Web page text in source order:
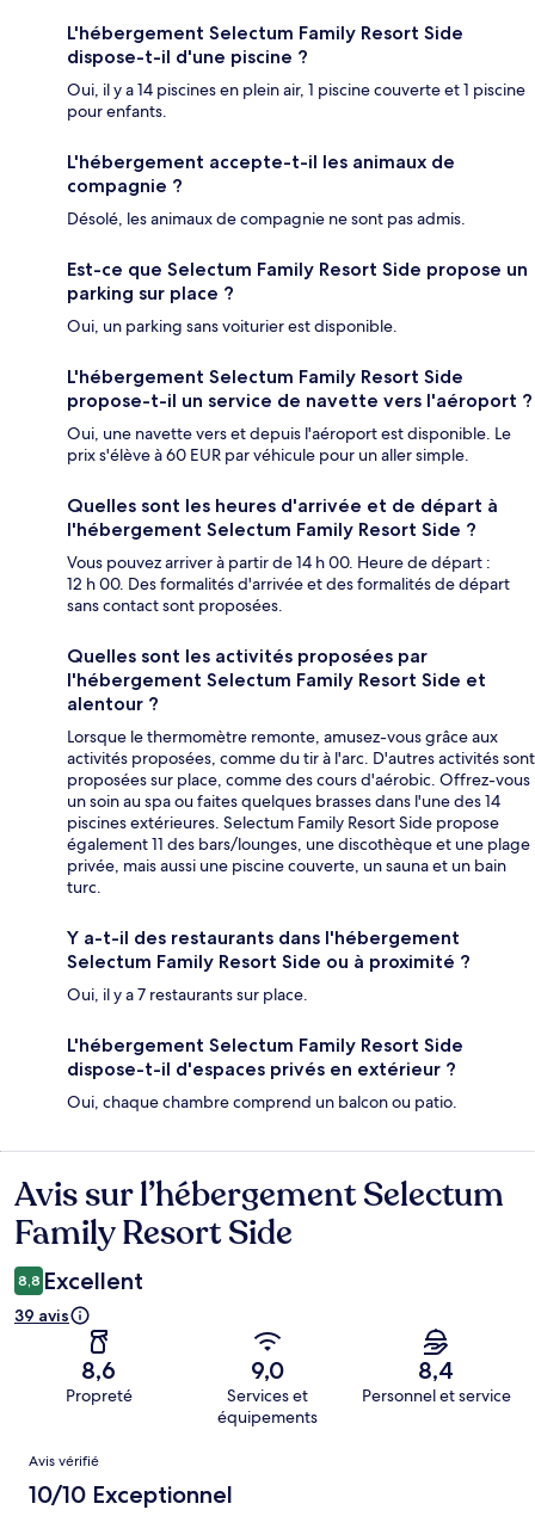
L'hébergement Selectum Family Resort Side
dispose-t-il d'une piscine ?
Oui, il y a 14 piscines en plein air, 1 piscine couverte et 1 piscine
pour enfants.
L'hébergement accepte-t-il les animaux de
compagnie ?
Désolé, les animaux de compagnie ne sont pas admis.
Est-ce que Selectum Family Resort Side propose un
parking sur place ?
Oui, un parking sans voiturier est disponible.
L'hébergement Selectum Family Resort Side
propose-t-il un service de navette vers l'aéroport ?
Oui, une navette vers et depuis l'aéroport est disponible. Le
prix s'élève à 60 EUR par véhicule pour un aller simple.
Quelles sont les heures d'arrivée et de départ à
l'hébergement Selectum Family Resort Side ?
Vous pouvez arriver à partir de 14 h 00. Heure de départ :
12 h 00. Des formalités d'arrivée et des formalités de départ
sans contact sont proposées.
Quelles sont les activités proposées par
l'hébergement Selectum Family Resort Side et
alentour ?
Lorsque le thermomètre remonte, amusez-vous grâce aux
activités proposées, comme du tir à l'arc. D'autres activités sont
proposées sur place, comme des cours d'aérobic. Offrez-vous
un soin au spa ou faites quelques brasses dans l'une des 14
piscines extérieures. Selectum Family Resort Side propose
également 11 des bars/lounges, une discothèque et une plage
privée, mais aussi une piscine couverte, un sauna et un bain
turc.
Y a-t-il des restaurants dans l'hébergement
Selectum Family Resort Side ou à proximité ?
Oui, il y a 7 restaurants sur place.
L'hébergement Selectum Family Resort Side
dispose-t-il d'espaces privés en extérieur ?
Oui, chaque chambre comprend un balcon ou patio.
Avis
Avis sur l’hébergement Selectum
Family Resort Side
8,8 Excellent
39 avis
8,6
Propreté
9,0
Services et
équipements
8,4
Personnel et service
Avis
Avis vérifié
10/10 Exceptionnel